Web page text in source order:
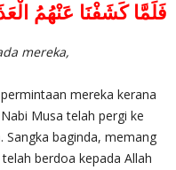
فَلَمَّا كَشَفْنَا عَنْهُمُ
mereka,
mereka kerana
Musa telah pergi ke
baginda, memang
berdoa kepada Allah